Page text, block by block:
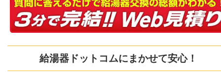
給湯器ドットコムにまかせて安心！